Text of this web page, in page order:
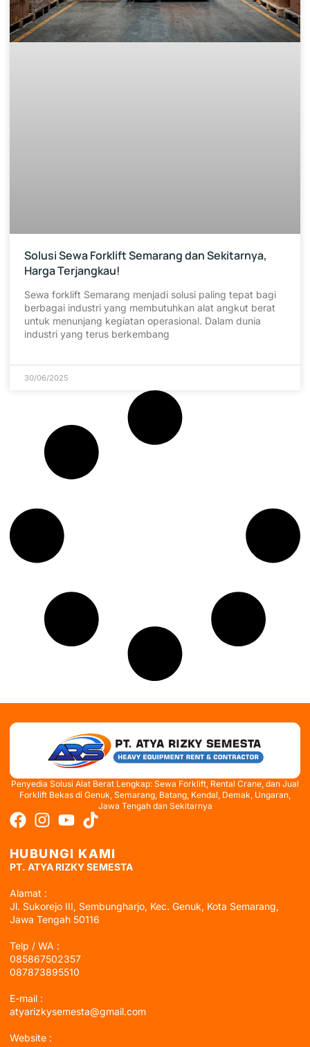
Solusi Sewa Forklift Semarang dan Sekitarnya,
Harga Terjangkau!
Sewa forklift Semarang menjadi solusi paling tepat bagi
berbagai industri yang membutuhkan alat angkut berat
untuk menunjang kegiatan operasional. Dalam dunia
industri yang terus berkembang
30/06/2025
Penyedia Solusi Alat Berat Lengkap: Sewa Forklift, Rental Crane, dan Jual
Forklift Bekas di Genuk, Semarang, Batang, Kendal, Demak, Ungaran,
Jawa Tengah dan Sekitarnya
HUBUNGI KAMI
PT. ATYA RIZKY SEMESTA
Alamat :
Jl. Sukorejo III, Sembungharjo, Kec. Genuk, Kota Semarang,
Jawa Tengah 50116
Telp / WA :
085867502357
087873895510
E-mail :
atyarizkysemesta@gmail.com
Website :